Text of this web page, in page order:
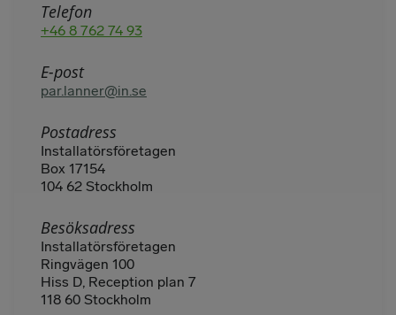
Telefon
+46 8 762 74 93
E-post
par.lanner@in.se
Postadress
Installatörsföretagen
Box 17154
104 62 Stockholm
Besöksadress
Installatörsföretagen
Ringvägen 100
Hiss D, Reception plan 7
118 60 Stockholm